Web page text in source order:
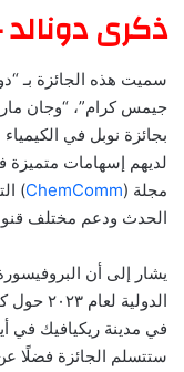
ذكرى
سميت هذه الجائزة بـ
جيمس كرام”، “وجان
لديهم إسهامات متميزة
مجلة (ChemComm
)
الحدث ودعم مختلف
يشار إلى أن
الدولية
في مدينة ريكيافيك في